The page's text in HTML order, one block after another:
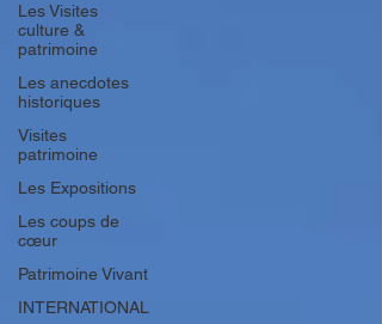
Les Visites
culture &
patrimoine
Les anecdotes
historiques
Visites
patrimoine
Les Expositions
Les coups de
cœur
Patrimoine Vivant
INTERNATIONAL